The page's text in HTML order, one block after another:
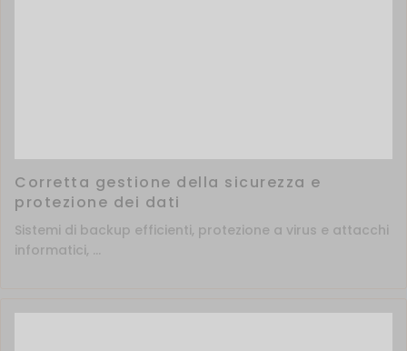
Corretta gestione della sicurezza e
protezione dei dati
Sistemi di backup efficienti, protezione a virus e attacchi
informatici, ...